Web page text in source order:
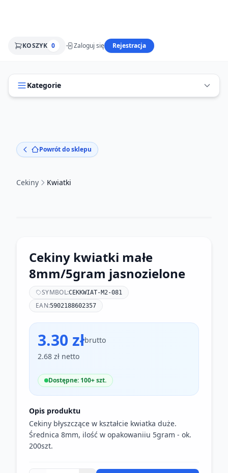
KOSZYK 0 Zaloguj się Rejestracja
Kategorie
Powrót do sklepu
Cekiny Kwiatki
Cekiny kwiatki małe
8mm/5gram jasnozielone
SYMBOL:CEKKWIAT-M2-081
EAN:5902188602357
3.30 złbrutto
2.68 zł netto
Dostępne: 100+ szt.
Opis produktu
Cekiny błyszczące w kształcie kwiatka duże.
Średnica 8mm, ilość w opakowaniiu 5gram - ok.
200szt.